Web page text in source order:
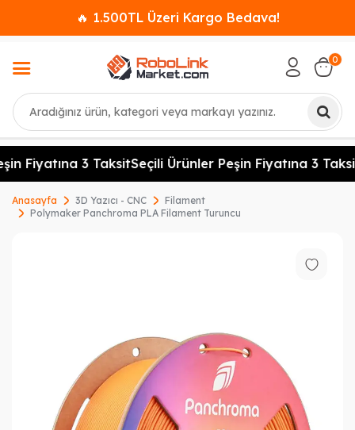
🔥 1.500TL Üzeri Kargo Bedava!
Ara
0
Fiyatına 3 TaksitSeçili Ürünler Peşin Fiyatına 3 Taksit
Anasayfa 3D Yazıcı - CNC
Filament
Polymaker Panchroma PLA Filament Turuncu